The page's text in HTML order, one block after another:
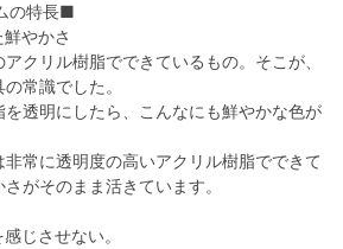
の特長■
やかさ
クリル樹脂でできているもの。そこが、
常識でした。
透明にしたら、こんなにも鮮やかな色が
常に透明度の高いアクリル樹脂でできて
がそのまま活きています。
じさせない。